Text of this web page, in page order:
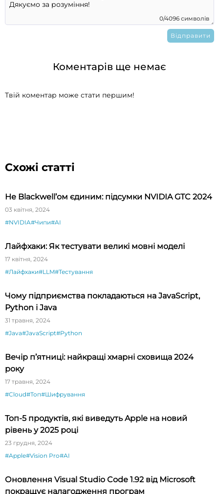
0/4096 символів
Коментарів ще немає
Твій коментар може стати першим!
Схожі статті
Не Blackwell’ом єдиним: підсумки NVIDIA GTC 2024
03 квітня, 2024
#NVIDIA#Чипи#AI
Лайфхаки: Як тестувати великі мовні моделі
17 квітня, 2024
#Лайфхаки#LLM#Тестування
Чому підприємства покладаються на JavaScript,
Python і Java
31 травня, 2024
#Java#JavaScript#Python
Вечір п’ятниці: найкращі хмарні сховища 2024
року
17 травня, 2024
#Cloud#Топ#Шифрування
Топ-5 продуктів, які виведуть Apple на новий
рівень у 2025 році
23 грудня, 2024
#Apple#Vision Pro#AI
Оновлення Visual Studio Code 1.92 від Microsoft
покращує налагодження програм